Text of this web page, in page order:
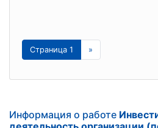
Страница 1 »
Информация о работе